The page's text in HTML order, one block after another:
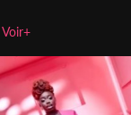
Voir+